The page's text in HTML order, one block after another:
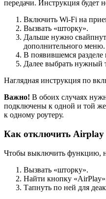
передачи. Инструкция будет
Включить Wi-Fi на
Вызвать «шторку».
Дальше нужно
дополнительного меню.
В появившемся
Далее выбрать нужный
Наглядная инструкция по
Важно! В обоих случаях
подключены к одной и той
к одному роутеру.
Как отключить Airplay
Чтобы выключить функцию,
Вызвать «шторку».
Найти кнопку
Тапнуть по ней для